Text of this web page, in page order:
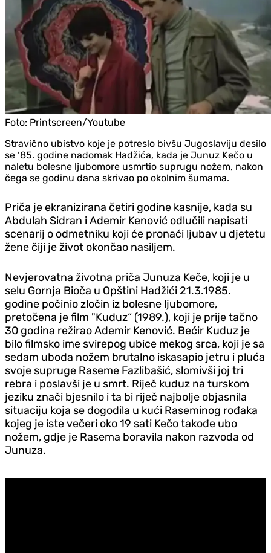
Foto: Printscreen/Youtube
Stravično ubistvo koje je potreslo bivšu Jugoslaviju desilo
se ‘85. godine nadomak Hadžića, kada je Junuz Kečo u
naletu bolesne ljubomore usmrtio suprugu nožem, nakon
čega se godinu dana skrivao po okolnim šumama.
Priča je ekranizirana četiri godine kasnije, kada su
Abdulah Sidran i Ademir Kenović odlučili napisati
scenarij o odmetniku koji će pronaći ljubav u d‌jetetu
žene čiji je život okončao nasiljem.
Nevjerovatna životna priča Junuza Keče, koji je u
selu Gornja Bioča u Opštini Hadžići 21.3.1985.
godine počinio zločin iz bolesne ljubomore,
pretočena je film "Kuduz“ (1989.), koji je prije tačno
30 godina režirao Ademir Kenović. Bećir Kuduz je
bilo filmsko ime svirepog ubice mekog srca, koji je sa
sedam uboda nožem brutalno iskasapio jetru i pluća
svoje supruge Raseme Fazlibašić, slomivši joj tri
rebra i poslavši je u smrt. Riječ kuduz na turskom
jeziku znači bjesnilo i ta bi riječ najbolje objasnila
situaciju koja se dogodila u kući Raseminog rođaka
kojeg je iste večeri oko 19 sati Kečo takođe ubo
nožem, gd‌je je Rasema boravila nakon razvoda od
Junuza.